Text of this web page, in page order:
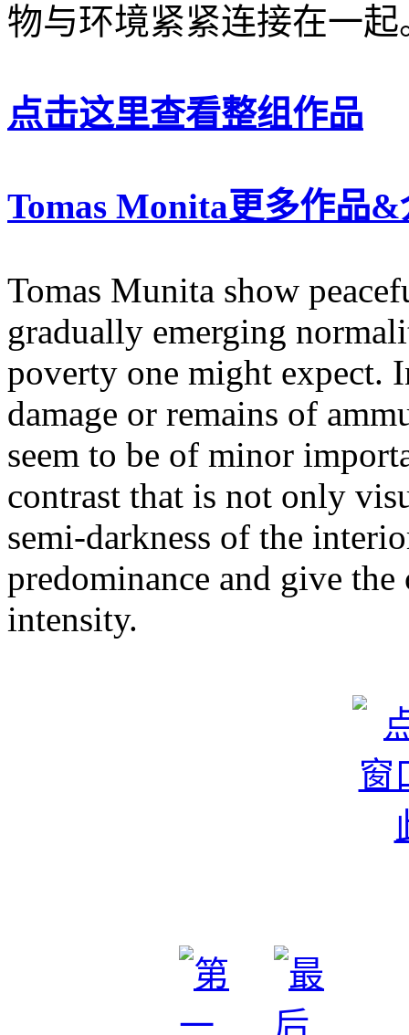
物与环境紧紧连接在一起
点击这里查看整组作品
Tomas Monita更多作品&
Tomas Munita show
gradually emerging
poverty one might expect.
damage or remains of
seem to be of minor
contrast that is not only
semi-darkness of the
predominance and give
intensity.